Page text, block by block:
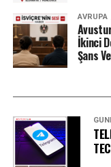
AVRUPA
İkinci
Şans